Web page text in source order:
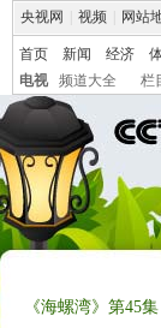
央视网 视频 网站
首页 新闻 经济
电视
频道大全 栏
《海螺湾》第45